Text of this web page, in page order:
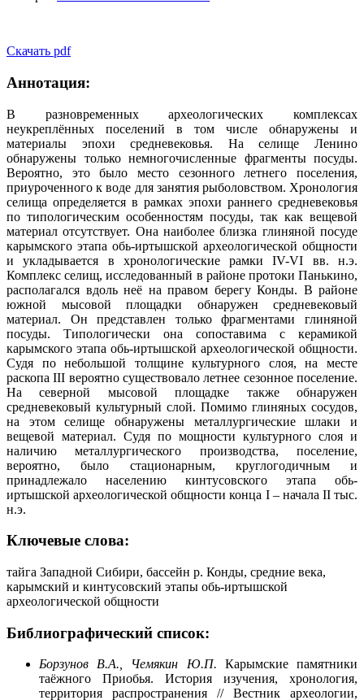
Скачать pdf
Аннотация:
В разновременных археологических комплексах
неукреплённых поселений в том числе обнаружены и
материалы эпохи средневековья. На селище Ленино
обнаружены только немногочисленные фрагменты посуды.
Вероятно, это было место сезонного летнего поселения,
приуроченного к воде для занятия рыболовством. Хронология
селища определяется в рамках эпохи раннего средневековья
по типологическим особенностям посуды, так как вещевой
материал отсутствует. Она наиболее близка глиняной посуде
карымского этапа обь-иртышской археологической общности
и укладывается в хронологические рамки IV-VI вв. н.э.
Комплекс селищ, исследованный в районе протоки Панькино,
располагался вдоль неё на правом берегу Конды. В районе
южной мысовой площадки обнаружен средневековый
материал. Он представлен только фрагментами глиняной
посуды. Типологически она сопоставима с керамикой
карымского этапа обь-иртышской археологической общности.
Судя по небольшой толщине культурного слоя, на месте
раскопа III вероятно существовало летнее сезонное поселение.
На северной мысовой площадке также обнаружен
средневековый культурный слой. Помимо глиняных сосудов,
на этом селище обнаружены металлургические шлаки и
вещевой материал. Судя по мощности культурного слоя и
наличию металлургического производства, поселение,
вероятно, было стационарным, круглогодичным и
принадлежало населению кинтусовского этапа обь-
иртышской археологической общности конца I – начала II тыс.
н.э.
Ключевые слова:
тайга Западной Сибири, бассейн р. Конды, средние века,
карымский и кинтусовский этапы обь-иртышской
археологической общности
Библиографический список:
Борзунов В.А., Чемякин Ю.П. Карымские памятники
таёжного Приобья. История изучения, хронология,
территория распространения // Вестник археологии,